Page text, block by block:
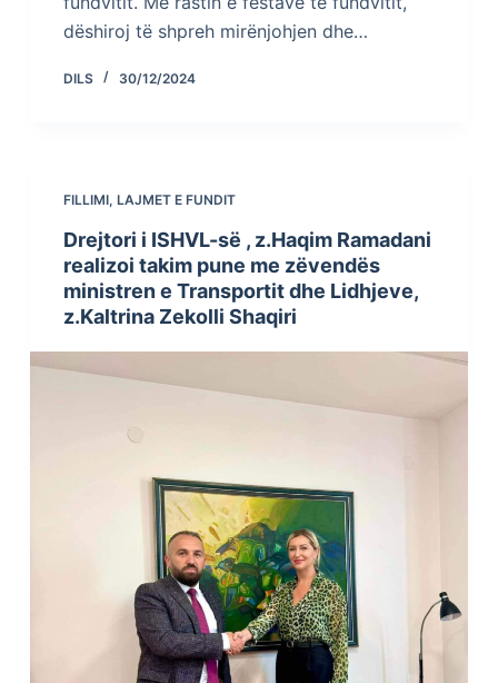
dëshiroj të shpreh mirënjohjen dhe…
DILS 30/12/2024
FILLIMI, LAJMET E FUNDIT
Drejtori i ISHVL-së , z.Haqim Ramadani
realizoi takim pune me zëvendës
ministren e Transportit dhe Lidhjeve,
z.Kaltrina Zekolli Shaqiri